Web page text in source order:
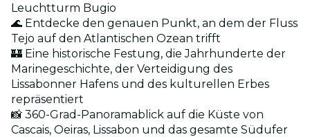
Leuchtturm Bugio
🌊 Entdecke den genauen Punkt, an dem der Fluss
Tejo auf den Atlantischen Ozean trifft
🏰 Eine historische Festung, die Jahrhunderte der
Marinegeschichte, der Verteidigung des
Lissabonner Hafens und des kulturellen Erbes
repräsentiert
📸 360-Grad-Panoramablick auf die Küste von
Cascais, Oeiras, Lissabon und das gesamte Südufer